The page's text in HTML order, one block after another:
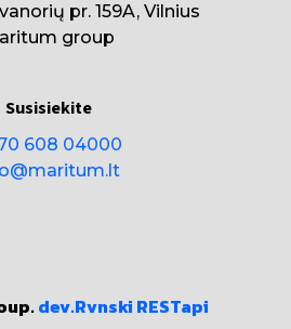
pr. 159A, Vilnius
group
Susisiekite
608 04000
dev.Rvnski RESTapi